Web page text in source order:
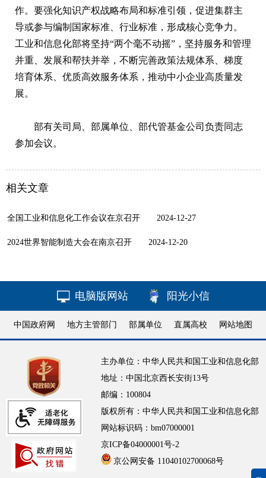
作。要强化知识产权战略布局和标准引领，促进集群主
导或参与编制国家标准、行业标准，形成核心竞争力。
工业和信息化部将坚持“两个毫不动摇”，坚持服务和管理
并重、发展和帮扶并举，不断完善政策法规体系、梯度
培育体系、优质高效服务体系，推动中小企业高质量发
展。
部有关司局、部属单位、部代管基金公司负责同志
参加会议。
相关文章
全国工业和信息化工作会议在京召开 2024-12-27
2024世界智能制造大会在南京召开 2024-12-20
无障碍浏览
电脑版网站 阳光小信
中国政府网 地方主管部门 部属单位 直属高校 网站地图
主办单位：中华人民共和国工业和信息化部
地址：中国北京西长安街13号
邮编：100804
版权所有：中华人民共和国工业和信息化部
网站标识码：bm07000001
京ICP备04000001号-2
京公网安备 11040102700068号